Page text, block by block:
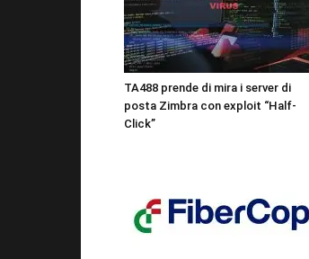
TA488 prende di mira i server di
posta Zimbra con exploit “Half-
Click”